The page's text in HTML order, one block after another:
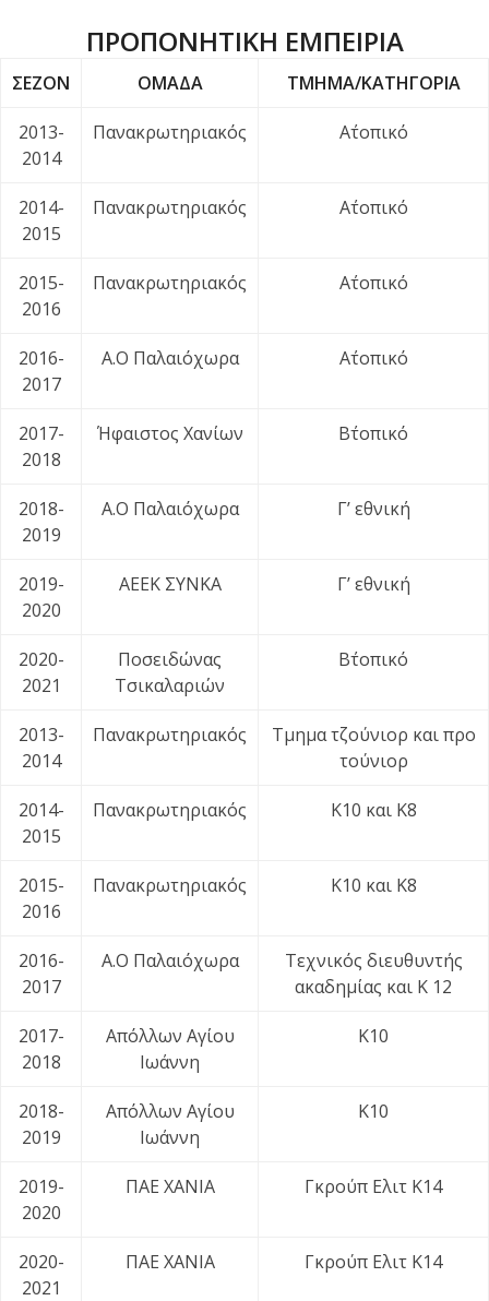
ΠΡΟΠΟΝΗΤΙΚΗ ΕΜΠΕΙΡΙΑ
ΣΕΖΟΝ ΟΜΑΔΑ ΤΜΗΜΑ/ΚΑΤΗΓΟΡΙΑ
2013-
2014
Πανακρωτηριακός Α΄τοπικό
2014-
2015
Πανακρωτηριακός Α΄τοπικό
2015-
2016
Πανακρωτηριακός Α΄τοπικό
2016-
2017
Α.Ο Παλαιόχωρα Α΄τοπικό
2017-
2018
Ήφαιστος Χανίων Β΄τοπικό
2018-
2019
Α.Ο Παλαιόχωρα Γ’ εθνική
2019-
2020
ΑΕΕΚ ΣΥΝΚΑ Γ’ εθνική
2020-
2021
Ποσειδώνας
Τσικαλαριών
Β΄τοπικό
2013-
2014
Πανακρωτηριακός
Τμημα τζούνιορ και προ
τούνιορ
2014-
2015
Πανακρωτηριακός Κ10 και Κ8
2015-
2016
Πανακρωτηριακός Κ10 και Κ8
2016-
2017
Α.Ο Παλαιόχωρα
Τεχνικός διευθυντής
ακαδημίας και Κ 12
2017-
2018
Απόλλων Αγίου
Ιωάννη
Κ10
2018-
2019
Απόλλων Αγίου
Ιωάννη
Κ10
2019-
2020
ΠΑΕ ΧΑΝΙΑ Γκρούπ Ελιτ Κ14
2020-
2021
ΠΑΕ ΧΑΝΙΑ Γκρούπ Ελιτ Κ14